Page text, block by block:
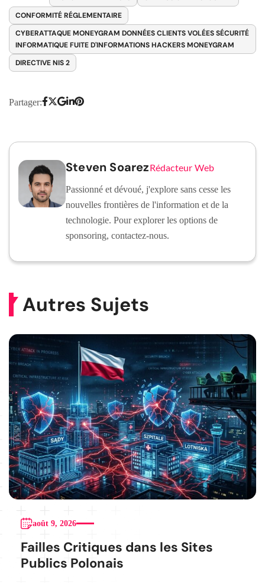
CONFORMITÉ RÉGLEMENTAIRE
CYBERATTAQUE MONEYGRAM DONNÉES CLIENTS VOLÉES SÉCURITÉ
INFORMATIQUE FUITE D'INFORMATIONS HACKERS MONEYGRAM
DIRECTIVE NIS 2
Partager:
Steven SoarezRédacteur Web
Passionné et dévoué, j'explore sans cesse les
nouvelles frontières de l'information et de la
technologie. Pour explorer les options de
sponsoring, contactez-nous.
Autres Sujets
août 9, 2026
Failles Critiques dans les Sites
Publics Polonais